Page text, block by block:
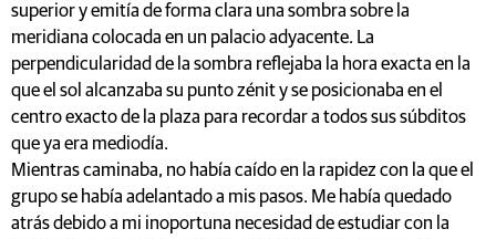
superior y emitía de forma clara una sombra sobre la
meridiana colocada en un palacio adyacente. La
perpendicularidad de la sombra reflejaba la hora exacta en la
que el sol alcanzaba su punto zénit y se posicionaba en el
centro exacto de la plaza para recordar a todos sus súbditos
que ya era mediodía.
Mientras caminaba, no había caído en la rapidez con la que el
grupo se había adelantado a mis pasos. Me había quedado
atrás debido a mi inoportuna necesidad de estudiar con la